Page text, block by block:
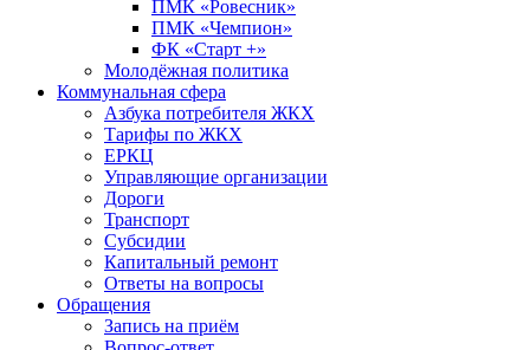
ПМК «Ровесник»
ПМК «Чемпион»
ФК «Старт +»
Молодёжная политика
Коммунальная сфера
Азбука потребителя ЖКХ
Тарифы по ЖКХ
ЕРКЦ
Управляющие организации
Дороги
Транспорт
Субсидии
Капитальный ремонт
Ответы на вопросы
Обращения
Запись на приём